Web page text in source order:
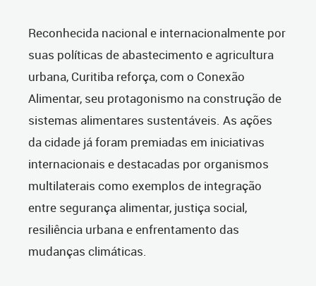
Reconhecida nacional e internacionalmente por
suas políticas de abastecimento e agricultura
urbana, Curitiba reforça, com o Conexão
Alimentar, seu protagonismo na construção de
sistemas alimentares sustentáveis. As ações
da cidade já foram premiadas em iniciativas
internacionais e destacadas por organismos
multilaterais como exemplos de integração
entre segurança alimentar, justiça social,
resiliência urbana e enfrentamento das
mudanças climáticas.